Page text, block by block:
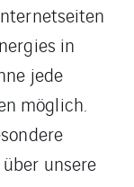
in
jede
möglich.
unsere